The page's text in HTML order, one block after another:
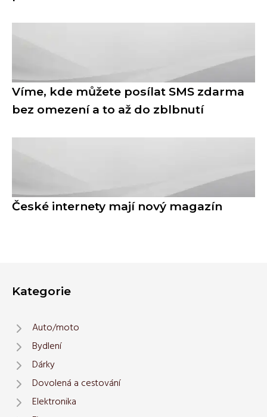
Víme, kde můžete posílat SMS zdarma
bez omezení a to až do zblbnutí
České internety mají nový magazín
Kategorie
Auto/moto
Bydlení
Dárky
Dovolená a cestování
Elektronika